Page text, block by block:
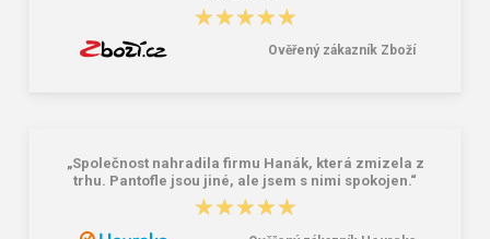
★★★★★
★★★★★
Ověřený zákazník Zboží
„Společnost nahradila firmu Hanák, která zmizela z
trhu. Pantofle jsou jiné, ale jsem s nimi spokojen.“
★★★★★
★★★★★